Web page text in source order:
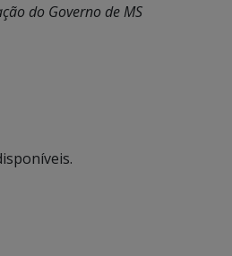
do Governo de MS